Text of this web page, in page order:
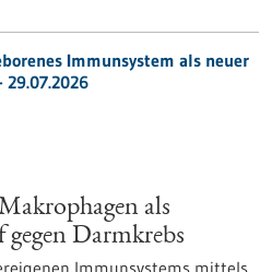
Immunsystem als neuer
als
Darmkrebs
Immunsystems mittels